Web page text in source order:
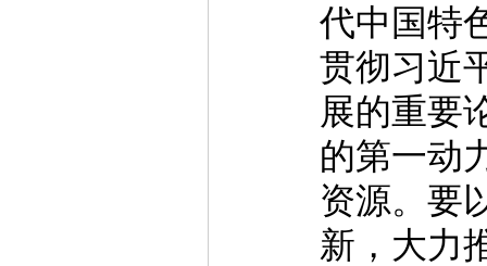
代中国特
贯彻习近
展的重要
的第一动
资源。要
新，大力